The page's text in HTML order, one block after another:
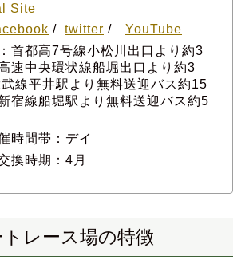
Site
/ twitter / YouTube
首都高7号線小松川出口より約3
速中央環状線船堀出口より約3
線平井駅より無料送迎バス約15
宿線船堀駅より無料送迎バス約5
時間帯：デイ
換時期：4月
レース場の特徴